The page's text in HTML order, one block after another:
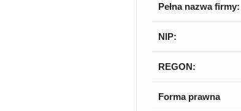
Pełna nazwa firmy:
NIP:
REGON:
Forma prawna